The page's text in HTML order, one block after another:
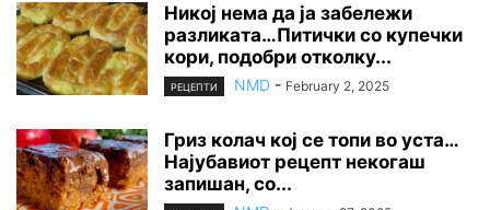
Никој нема да ја забележи
разликата…Питички со купечки
кори, подобри отколку...
РЕЦЕПТИ NMD - February 2, 2025
Гриз колач кој се топи во уста…
Најубавиот рецепт некогаш
запишан, со...